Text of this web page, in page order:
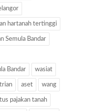
hartanah tertinggi
Semula Bandar
Bandar wasiat
aset wang
pajakan tanah